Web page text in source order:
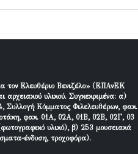
τον Ελευθέριο Βενιζέλο» (ΕΠΑνΕΚ
αρχειακού υλικού. Συγκεκριμένα: α)
Συλλογή Κόμματος Φιλελευθέρων, φακ.
φακ. 01Α, 02Α, 01Β, 02Β, 02Γ, 03
υλικό), β) 253 μουσειακά
ένδυση, τροχοφόρα).